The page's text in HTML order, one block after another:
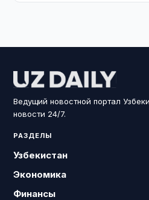
Ведущий новостной портал
новости 24/7.
РАЗДЕЛЫ
Узбекистан
Экономика
Финансы